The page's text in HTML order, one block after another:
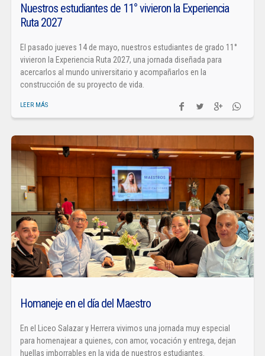
Nuestros estudiantes de 11° vivieron la Experiencia
Ruta 2027
El pasado jueves 14 de mayo, nuestros estudiantes de grado 11°
vivieron la Experiencia Ruta 2027, una jornada diseñada para
acercarlos al mundo universitario y acompañarlos en la
construcción de su proyecto de vida.
LEER MÁS
Homaneje en el día del Maestro
En el Liceo Salazar y Herrera vivimos una jornada muy especial
para homenajear a quienes, con amor, vocación y entrega, dejan
huellas imborrables en la vida de nuestros estudiantes.